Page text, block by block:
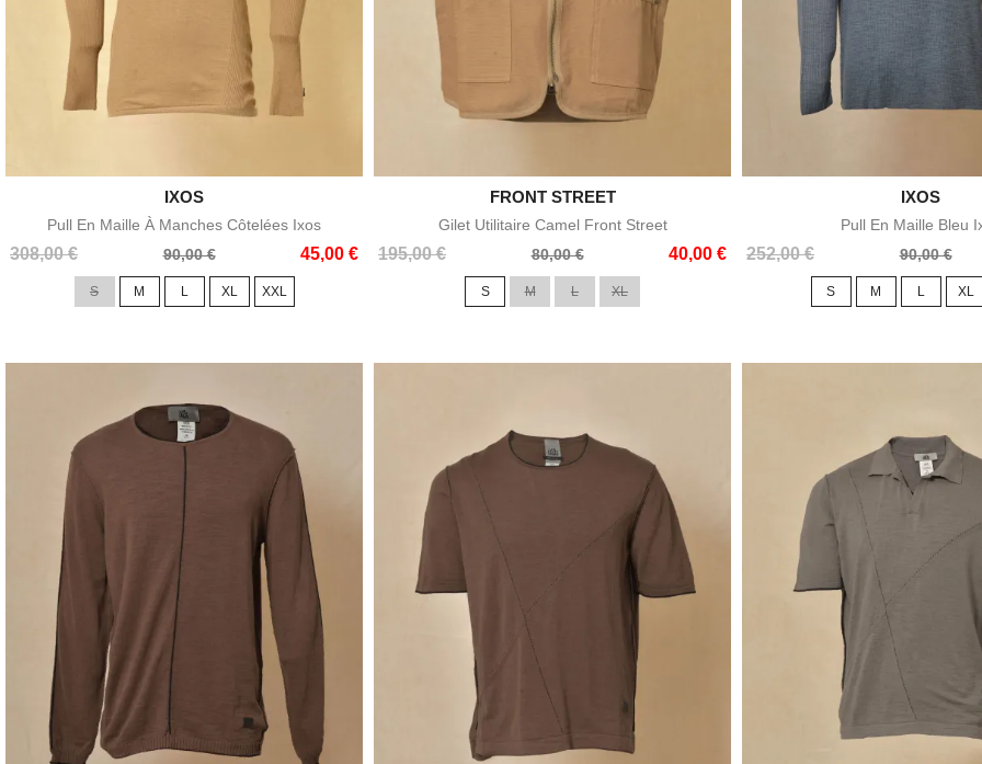
Aperçu rapide
IXOS
Pull En Maille À Manches Côtelées Ixos
308,00 €
Prix
90,00 € 45,00 €
Prix
S M L XL XXL
Aperçu rapide
FRONT STREET
Gilet Utilitaire Camel Front Street
195,00 €
Prix
80,00 € 40,00 €
Prix
S M L XL
Aperçu rapide
IXOS
Pull En Maille Bleu
252,00 €
Prix
90,00 €
Prix
S M L XL